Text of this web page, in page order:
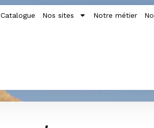
Catalogue Nos sites Notre métier